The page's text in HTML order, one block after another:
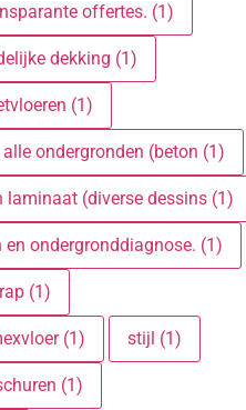
offertes. (1)
dekking (1)
(1)
ondergronden (beton (1)
laminaat (diverse dessins (1)
ondergronddiagnose. (1)
(1)
(1) stijl (1)
(1)